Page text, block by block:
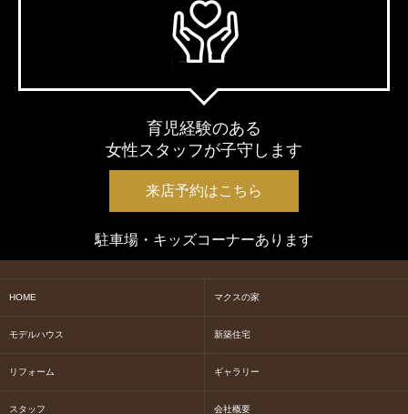
育児経験のある
女性スタッフが子守します
来店予約はこちら
駐車場・キッズコーナーあります
HOME マクスの家
モデルハウス 新築住宅
リフォーム ギャラリー
スタッフ 会社概要